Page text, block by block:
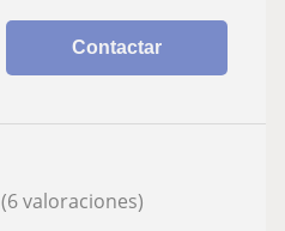
Contactar
(6 valoraciones)